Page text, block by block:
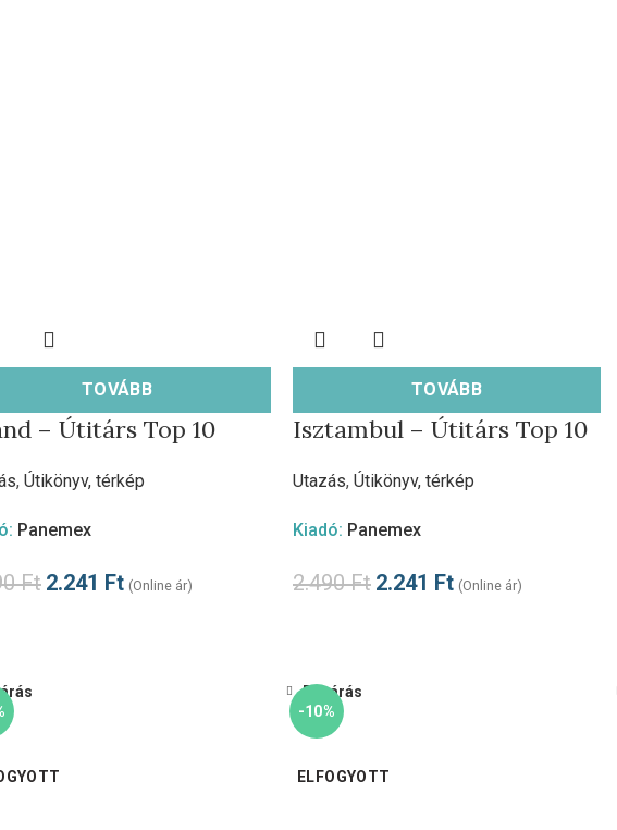
TOVÁBB
– Útitárs Top 10
, Útikönyv, térkép
Panemex
Ft 2.241 Ft (Online ár)
TOVÁBB
Isztambul – Útitárs Top 10
Utazás, Útikönyv, térkép
Kiadó: Panemex
2.490Ft 2.241 Ft (Online ár)
-10%
ELFOGYOTT
Bezárás